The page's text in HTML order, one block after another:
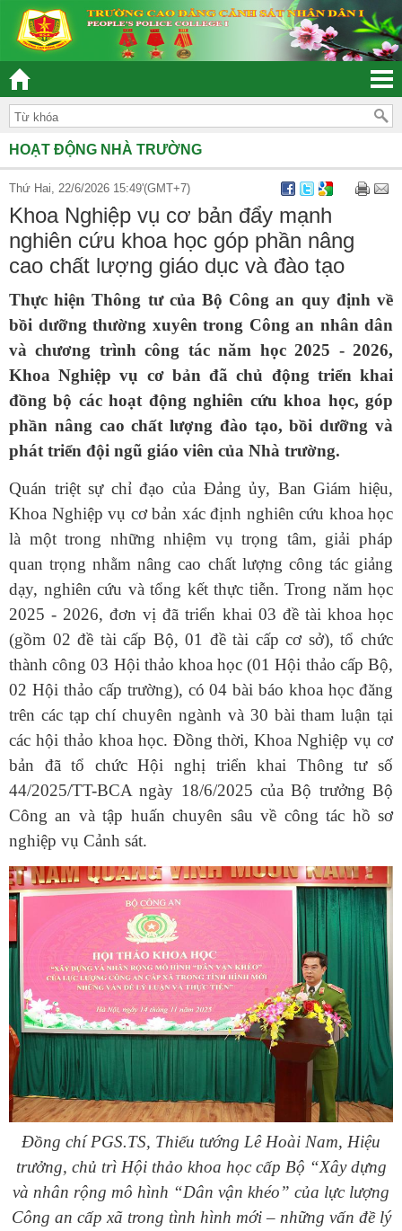
“ĐOÀN KẾT – DÂN CHỦ - KỶ CƯƠNG – TRÁCH NHIỆM – HIỆU QUẢ”
HOẠT ĐỘNG NHÀ TRƯỜNG
Thứ Hai, 22/6/2026 15:49'(GMT+7)
Khoa Nghiệp vụ cơ bản đẩy mạnh
nghiên cứu khoa học góp phần nâng
cao chất lượng giáo dục và đào tạo
Thực hiện Thông tư của Bộ Công an quy định về
bồi dưỡng thường xuyên trong Công an nhân dân
và chương trình công tác năm học 2025 - 2026,
Khoa Nghiệp vụ cơ bản đã chủ động triển khai
đồng bộ các hoạt động nghiên cứu khoa học, góp
phần nâng cao chất lượng đào tạo, bồi dưỡng và
phát triển đội ngũ giáo viên của Nhà trường.
Quán triệt sự chỉ đạo của Đảng ủy, Ban Giám hiệu,
Khoa Nghiệp vụ cơ bản xác định nghiên cứu khoa học
là một trong những nhiệm vụ trọng tâm, giải pháp
quan trọng nhằm nâng cao chất lượng công tác giảng
dạy, nghiên cứu và tổng kết thực tiễn. Trong năm học
2025 - 2026, đơn vị đã triển khai 03 đề tài khoa học
(gồm 02 đề tài cấp Bộ, 01 đề tài cấp cơ sở), tổ chức
thành công 03 Hội thảo khoa học (01 Hội thảo cấp Bộ,
02 Hội thảo cấp trường), có 04 bài báo khoa học đăng
trên các tạp chí chuyên ngành và 30 bài tham luận tại
các hội thảo khoa học. Đồng thời, Khoa Nghiệp vụ cơ
bản đã tổ chức Hội nghị triển khai Thông tư số
44/2025/TT-BCA ngày 18/6/2025 của Bộ trưởng Bộ
Công an và tập huấn chuyên sâu về công tác hồ sơ
nghiệp vụ Cảnh sát.
Đồng chí PGS.TS, Thiếu tướng Lê Hoài Nam, Hiệu
trưởng, chủ trì Hội thảo khoa học cấp Bộ “Xây dựng
và nhân rộng mô hình “Dân vận khéo” của lực lượng
Công an cấp xã trong tình hình mới – những vấn đề lý